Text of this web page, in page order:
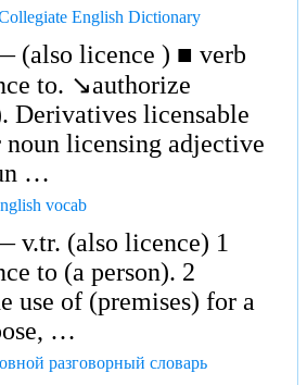
English Dictionary
(also licence ) ■ verb
to. ↘authorize
Derivatives licensable
licensing adjective
…
vocab
v.tr. (also licence) 1
to (a person). 2
use of (premises) for a
…
разговорный словарь